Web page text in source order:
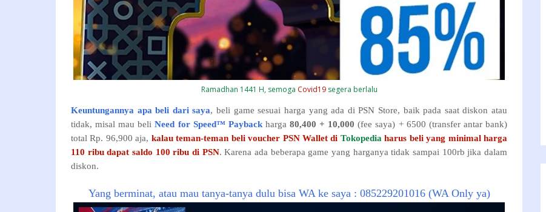
Ramadhan 1441 H, semoga Covid19segera berlalu
Keuntungannya apa beli dari saya, beli game sesuai harga yang ada di PSN Store, baik pada saat diskon atau
tidak, misal mau beliNeed for Speed™ Paybackharga80,400 + 10,000 (fee saya) + 6500 (transfer antar bank)
total Rp. 96,900 aja, kalau teman-teman beli voucher PSN Wallet di Tokopedia harus beli yang minimal harga
110 ribu dapat saldo 100 ribu di PSN. Karena ada beberapa game yang harganya tidak sampai 100rb jika dalam
diskon.
Yang berminat, atau mau tanya-tanya dulu bisa WA ke saya : 085229201016 (WA Only ya)